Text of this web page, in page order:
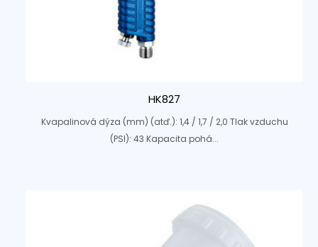
HK827
Kvapalinová dýza (mm) (atď.): 1,4 / 1,7 / 2,0 Tlak vzduchu
(PSI): 43 Kapacita pohá...